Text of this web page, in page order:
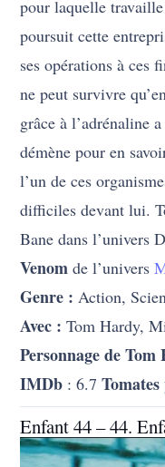
pour laquelle
poursuit cette
ses opérations à ces
ne peut survivre
grâce à l’adrénaline
démène pour en
l’un de ces
difficiles devant lui.
Bane dans l’univers
Venom de l’univers
Genre : Action,
Avec : Tom Hardy,
Personnage de
IMDb : 6.7
Enfant 44 – 44.